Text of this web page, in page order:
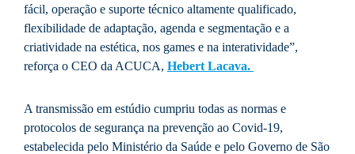
fácil, operação e suporte técnico altamente qualificado,
flexibilidade de adaptação, agenda e segmentação e a
criatividade na estética, nos games e na interatividade”,
reforça o CEO da ACUCA, Hebert Lacava.
A transmissão em estúdio cumpriu todas as normas e
protocolos de segurança na prevenção ao Covid-19,
estabelecida pelo Ministério da Saúde e pelo Governo de São